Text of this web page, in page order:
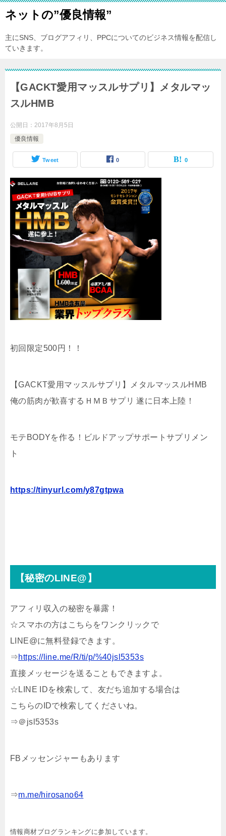
ネットの”優良情報”
主にSNS、ブログアフィリ、PPCについてのビジネス情報を配信し
ていきます。
【GACKT愛用マッスルサプリ】メタルマッ
スルHMB
公開日： 2017年8月5日
優良情報
Tweet 0 0
初回限定500円！！
【GACKT愛用マッスルサプリ】メタルマッスルHMB
俺の筋肉が歓喜するＨＭＢサプリ 遂に日本上陸！
モテBODYを作る！ビルドアップサポートサプリメン
ト
https://tinyurl.com/y87gtpwa
【秘密のLINE@】
アフィリ収入の秘密を暴露！
☆スマホの方はこちらをワンクリックで
LINE@に無料登録できます。
⇒https://line.me/R/ti/p/%40jsl5353s
直接メッセージを送ることもできますよ。
☆LINE IDを検索して、友だち追加する場合は
こちらのIDで検索してくださいね。
⇒＠jsl5353s
FBメッセンジャーもあります
⇒m.me/hirosano64
情報商材ブログランキングに参加しています。